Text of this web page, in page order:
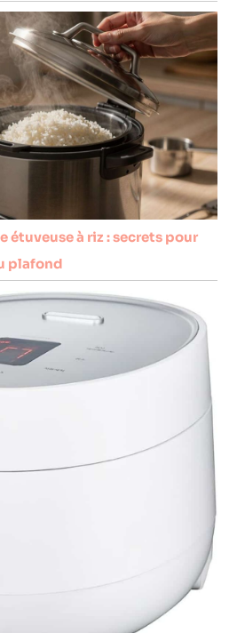
étuveuse à riz : secrets pour
plafond